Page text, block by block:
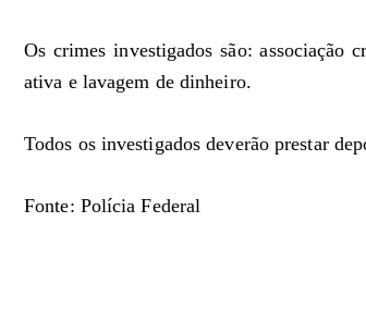
Os crimes investigados são: associação
ativa e lavagem de dinheiro.
Todos os investigados deverão prestar
Fonte: Polícia Federal